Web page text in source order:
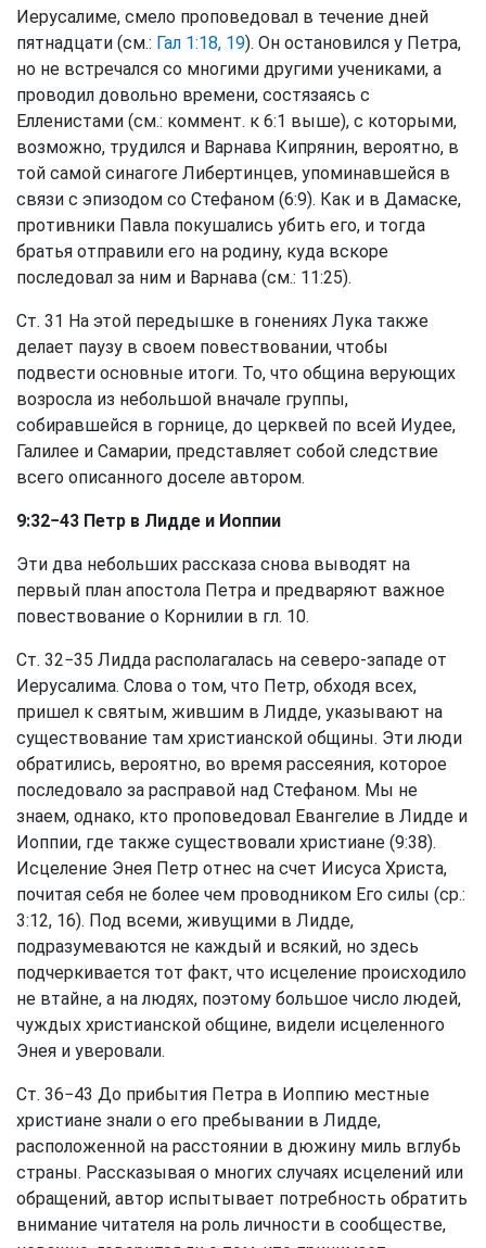
Иерусалиме, смело проповедовал в течение дней
пятнадцати (см.: Гал 1:18, 19). Он остановился у Петра,
но не встречался со многими другими учениками, а
проводил довольно времени, состязаясь с
Елленистами (см.: коммент. к 6:1 выше), с которыми,
возможно, трудился и Варнава Кипрянин, вероятно, в
той самой синагоге Либертинцев, упоминавшейся в
связи с эпизодом со Стефаном (6:9). Как и в Дамаске,
противники Павла покушались убить его, и тогда
братья отправили его на родину, куда вскоре
последовал за ним и Варнава (см.: 11:25).
Ст. 31 На этой передышке в гонениях Лука также
делает паузу в своем повествовании, чтобы
подвести основные итоги. То, что община верующих
возросла из небольшой вначале группы,
собиравшейся в горнице, до церквей по всей Иудее,
Галилее и Самарии, представляет собой следствие
всего описанного доселе автором.
9:32−43 Петр в Лидде и Иоппии
Эти два небольших рассказа снова выводят на
первый план апостола Петра и предваряют важное
повествование о Корнилии в гл. 10.
Ст. 32−35 Лидда располагалась на северо-западе от
Иерусалима. Слова о том, что Петр, обходя всех,
пришел к святым, жившим в Лидде, указывают на
существование там христианской общины. Эти люди
обратились, вероятно, во время рассеяния, которое
последовало за расправой над Стефаном. Мы не
знаем, однако, кто проповедовал Евангелие в Лидде и
Иоппии, где также существовали христиане (9:38).
Исцеление Энея Петр отнес на счет Иисуса Христа,
почитая себя не более чем проводником Его силы (ср.:
3:12, 16). Под всеми, живущими в Лидде,
подразумеваются не каждый и всякий, но здесь
подчеркивается тот факт, что исцеление происходило
не втайне, а на людях, поэтому большое число людей,
чуждых христианской общине, видели исцеленного
Энея и уверовали.
Ст. 36−43 До прибытия Петра в Иоппию местные
христиане знали о его пребывании в Лидде,
расположенной на расстоянии в дюжину миль вглубь
страны. Рассказывая о многих случаях исцелений или
обращений, автор испытывает потребность обратить
внимание читателя на роль личности в сообществе,